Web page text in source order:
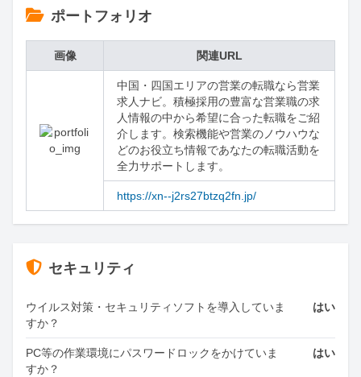
ポートフォリオ
画像 関連URL
中国・四国エリアの営業の転職なら営業
求人ナビ。積極採用の豊富な営業職の求
人情報の中から希望に合った転職をご紹
介します。検索機能や営業のノウハウな
どのお役立ち情報であなたの転職活動を
全力サポートします。
https://xn--j2rs27btzq2fn.jp/
セキュリティ
ウイルス対策・セキュリティソフトを導入していま
すか？
はい
PC等の作業環境にパスワードロックをかけていま
すか？
はい